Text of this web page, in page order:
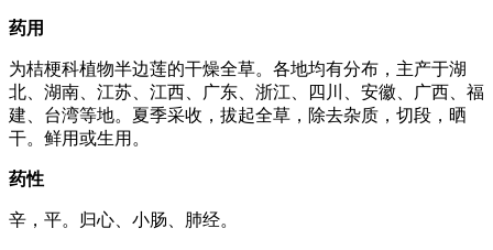
药用
为桔梗科植物半边莲的干燥全草。各地均有分布，主产于湖
北、湖南、江苏、江西、广东、浙江、四川、安徽、广西、福
建、台湾等地。夏季采收，拔起全草，除去杂质，切段，晒
干。鲜用或生用。
药性
辛，平。归心、小肠、肺经。